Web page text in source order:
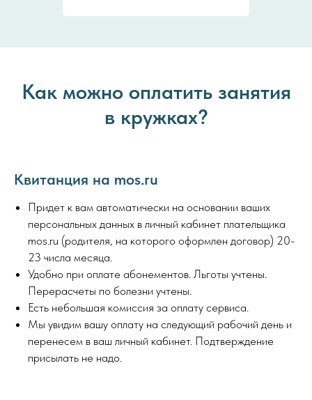
Как можно оплатить занятия
в кружках?
Квитанция на mos.ru
Придет к вам автоматически на основании ваших
персональных данных в личный кабинет плательщика
mos.ru (родителя, на которого оформлен договор) 20-
23 числа месяца.
Удобно при оплате абонементов. Льготы учтены.
Перерасчеты по болезни учтены.
Есть небольшая комиссия за оплату сервиса.
Мы увидим вашу оплату на следующий рабочий день и
перенесем в ваш личный кабинет. Подтверждение
присылать не надо.